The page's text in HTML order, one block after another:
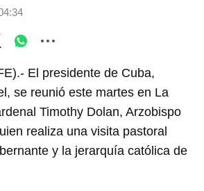
El presidente de Cuba,
se reunió este martes en La
Timothy Dolan, Arzobispo
realiza una visita pastoral
y la jerarquía católica de